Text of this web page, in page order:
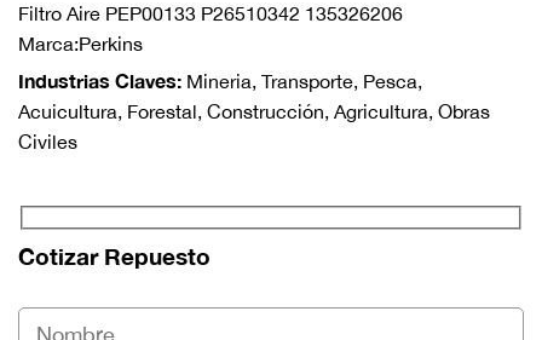
Filtro Aire PEP00133 P26510342 135326206
Marca:Perkins
Industrias Claves: Mineria, Transporte, Pesca,
Acuicultura, Forestal, Construcción, Agricultura, Obras
Civiles
Cotizar Repuesto